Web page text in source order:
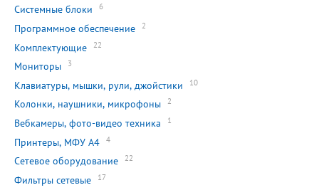
Системные блоки 6
Программное обеспечение 2
Комплектующие 22
Мониторы 3
Клавиатуры, мышки, рули, джойстики 10
Колонки, наушники, микрофоны 2
Вебкамеры, фото-видео техника 1
Принтеры, МФУ А4 4
Сетевое оборудование 22
Фильтры сетевые 17